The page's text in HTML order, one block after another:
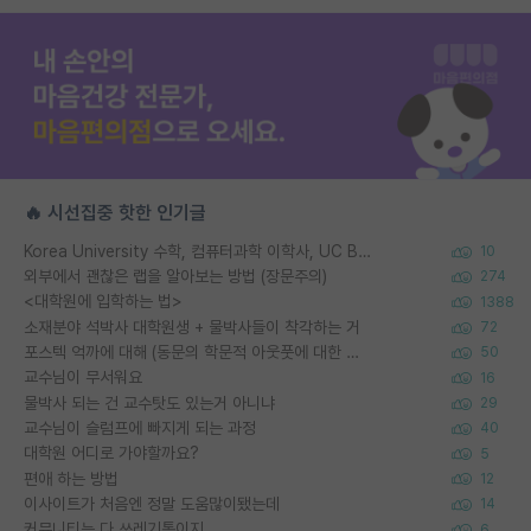
🔥 시선집중 핫한 인기글
Korea University 수학, 컴퓨터과학 이학사, UC Berkeley 산업공학 대학원 공학박사가 되는 것은 쉽지 않겠죠? 10
외부에서 괜찮은 랩을 알아보는 방법 (장문주의) 274
<대학원에 입학하는 법> 1388
소재분야 석박사 대학원생 + 물박사들이 착각하는 거 72
포스텍 억까에 대해 (동문의 학문적 아웃풋에 대한 반박) 50
교수님이 무서워요 16
물박사 되는 건 교수탓도 있는거 아니냐 29
교수님이 슬럼프에 빠지게 되는 과정 40
대학원 어디로 가야할까요? 5
편애 하는 방법 12
이사이트가 처음엔 정말 도움많이됐는데 14